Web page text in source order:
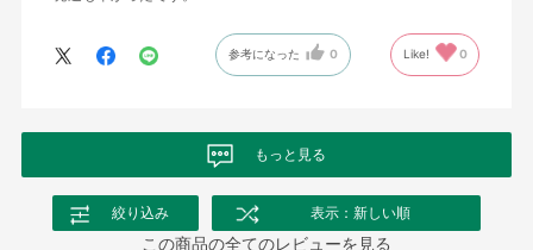
参考になった 0 Like! 0
もっと見る
絞り込み 表示：新しい順
この商品の全てのレビューを見る